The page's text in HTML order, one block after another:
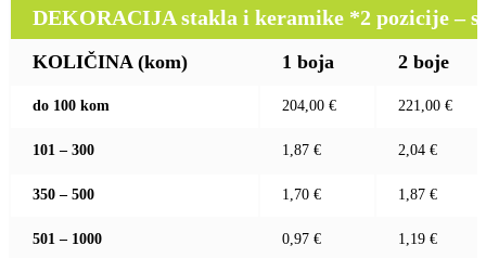
DEKORACIJA stakla i keramike *2 pozicije –
KOLIČINA (kom) 1 boja 2 boje
do 100 kom 204,00 € 221,00 €
101 – 300 1,87 € 2,04 €
350 – 500 1,70 € 1,87 €
501 – 1000 0,97 € 1,19 €